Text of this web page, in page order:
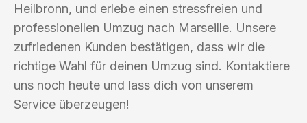
Heilbronn, und erlebe einen stressfreien und
professionellen Umzug nach Marseille. Unsere
zufriedenen Kunden bestätigen, dass wir die
richtige Wahl für deinen Umzug sind. Kontaktiere
uns noch heute und lass dich von unserem
Service überzeugen!